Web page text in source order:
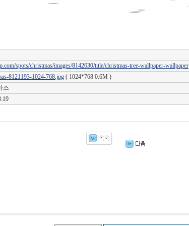
spots/christmas/images/8142630/title/christmas-tree-wallpaper-wallpaper
8121193-1024-768.jpg ( 1024*768 0.6M )
스